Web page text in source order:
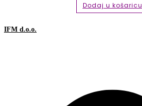
Dodaj u košaricu
IFM d.o.o.